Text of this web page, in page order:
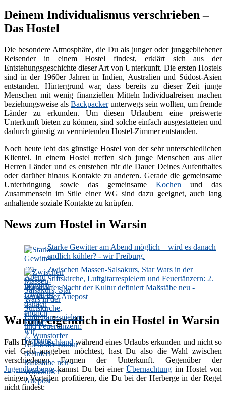
Deinem Individualismus verschrieben –
Das Hostel
Die besondere Atmosphäre, die Du als junger oder junggebliebener
Reisender in einem Hostel findest, erklärt sich aus der
Entstehungsgeschichte dieser Art von Unterkunft. Die ersten Hostels
sind in der 1960er Jahren in Indien, Australien und Südost-Asien
entstanden. Hintergrund war, dass bereits zu dieser Zeit junge
Menschen mit wenig finanziellen Mitteln Individualreisen machen
beziehungsweise als Backpackerunterwegs sein wollten, um fremde
Länder zu erkunden. Um diesen Urlaubern eine preiswerte
Unterkunft bieten zu können, sind solche einfach ausgestatteten und
dadurch günstig zu vermietenden Hostel-Zimmer entstanden.
Noch heute lebt das günstige Hostel von der sehr unterschiedlichen
Klientel. In einem Hostel treffen sich junge Menschen aus aller
Herren Länder und es entstehen für die Dauer Deines Aufenthaltes
oder darüber hinaus Kontakte zu anderen. Gerade die gemeinsame
Unterbringung sowie das gemeinsame Kochen und das
Zusammensein im Stile einer WG sind dazu geeignet, auch lang
anhaltende soziale Kontakte zu knüpfen.
News zum Hostel in Warsin
Starke Gewitter am Abend möglich – wird es danach
endlich kühler? - wir Freiburg.
Zwischen Massen-Salsakurs, Star Wars in der
Stiftskirche, Luftgitarrespielern und Feuertänzern: 2.
Wunstorfer Nacht der Kultur definiert Maßstäbe neu -
Wunstorfer Auepost
Warum eigentlich in ein Hostel in Warsin
Falls DuDeutschlandwährend eines Urlaubs erkunden und nicht so
viel Geld ausgeben möchtest, hast Du also die Wahl zwischen
verschiedenen Formen der Unterkunft. Gegenüber der
Jugendherbergekannst Du bei einerÜbernachtung im Hostel von
einigen Vorteilen profitieren, die Du bei der Herberge in der Regel
nicht findest: